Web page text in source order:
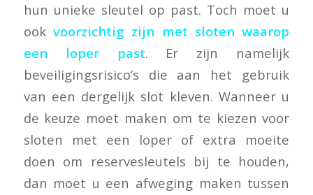
hun unieke sleutel op past. Toch moet u
ook voorzichtig zijn met sloten waarop
een loper past. Er zijn namelijk
beveiligingsrisico’s die aan het gebruik
van een dergelijk slot kleven. Wanneer u
de keuze moet maken om te kiezen voor
sloten met een loper of extra moeite
doen om reservesleutels bij te houden,
dan moet u een afweging maken tussen